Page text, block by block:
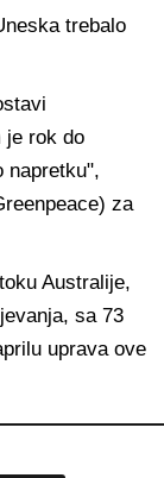
trebalo
je rok do
napretku",
za
Australije,
sa 73
uprava ove